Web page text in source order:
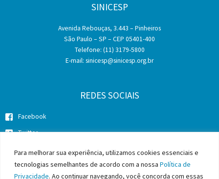
Para melhorar sua experiência, utilizamos cookies essenciais e
tecnologias semelhantes de acordo com a nossa Política de
Privacidade. Ao continuar navegando, você concorda com essas
SINICESP
Avenida Rebouças, 3.443 – Pinheiros
São Paulo – SP – CEP 05401-400
Telefone: (11) 3179-5800
E-mail: sinicesp@sinicesp.org.br
REDES SOCIAIS
Facebook
Twitter
Instagram